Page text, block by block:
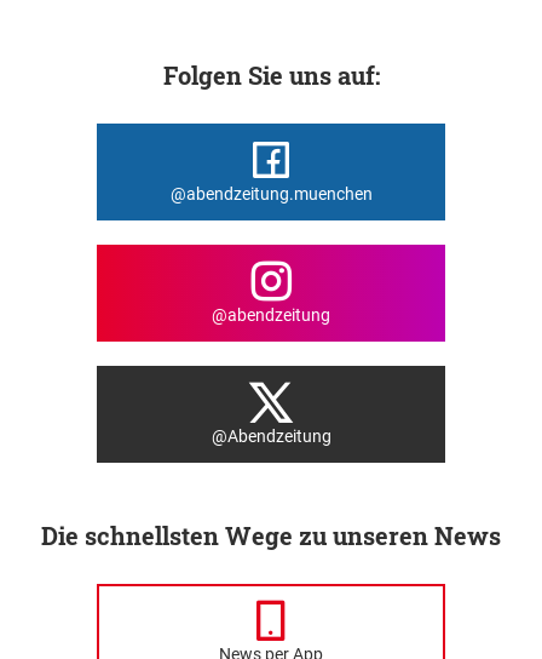
Folgen Sie uns auf:
@abendzeitung.muenchen
@abendzeitung
@Abendzeitung
Die schnellsten Wege zu unseren News
News per App